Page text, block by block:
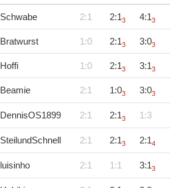
Schwabe 2:1 2:13 4:13
Bratwurst 1:0 2:13 3:03
Hoffi 1:0 2:13 3:13
Beamie 2:1 1:03 3:03
DennisOS1899 2:1 2:13 1:3
SteilundSchnell 2:1 2:13 2:14
luisinho 2:1 1:1 3:13